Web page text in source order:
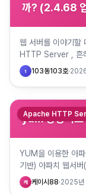
까? (2.4.68
웹 서버를 이야기할
HTTP Server , 흔
한 웹 서버가 등장했
1 103동103호·
yum 명령어로
Apache HTTP
YUM을 이용한 아
기반) 아파치 웹서
널리 사용되는 웹
케 케이시88·2025년